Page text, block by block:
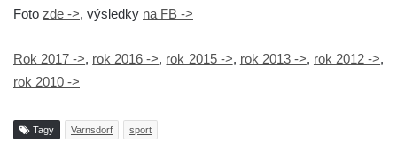
Foto zde ->, výsledky na FB ->
Rok 2017 ->, rok 2016 ->, rok 2015 ->, rok 2013 ->, rok 2012 ->,
rok 2010 ->
Tagy Varnsdorf sport